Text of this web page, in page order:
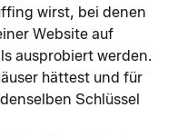
wirst, bei denen
Website auf
ausprobiert werden.
hättest und für
Schlüssel